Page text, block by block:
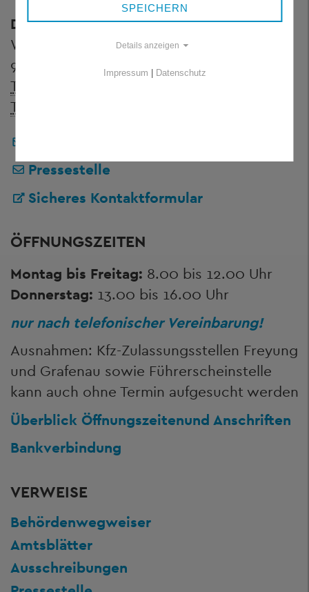
Dienstgebäude Wolfstein
Wolfkerstraße 3
94078 Freyung
Telefon:
Telefax:
Pressestelle
Sicheres Kontaktformular
ÖFFNUNGSZEITEN
Montag bis Freitag: 8.00 bis 12.00 Uhr
Donnerstag: 13.00 bis 16.00 Uhr
nur nach telefonischer Vereinbarung!
Ausnahmen: Kfz-Zulassungsstellen Freyung
und Grafenau sowie Führerscheinstelle
kann auch ohne Termin aufgesucht werden
Überblick Öffnungszeitenund Anschriften
Bankverbindung
VERWEISE
Behördenwegweiser
Amtsblätter
Ausschreibungen
SPEICHERN
Details anzeigen
Impressum | Datenschutz